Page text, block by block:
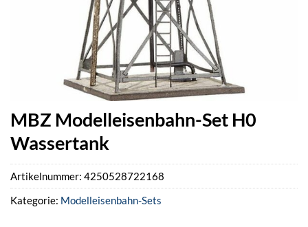
MBZ Modelleisenbahn-Set H0
Wassertank
Artikelnummer: 4250528722168
Kategorie: Modelleisenbahn-Sets